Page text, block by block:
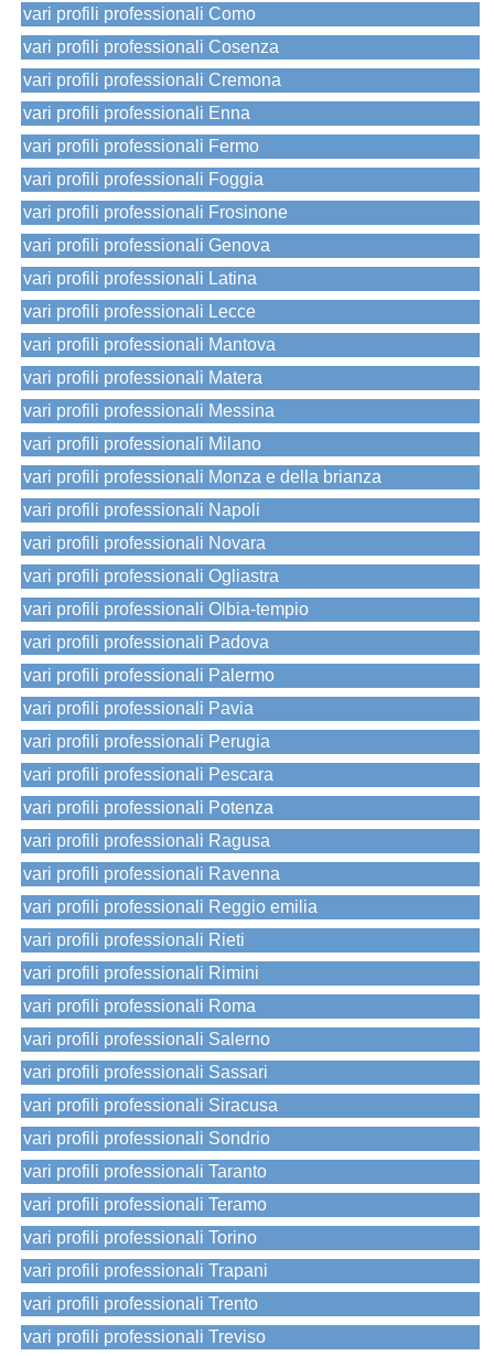
vari profili professionali Como
vari profili professionali Cosenza
vari profili professionali Cremona
vari profili professionali Enna
vari profili professionali Fermo
vari profili professionali Foggia
vari profili professionali Frosinone
vari profili professionali Genova
vari profili professionali Latina
vari profili professionali Lecce
vari profili professionali Mantova
vari profili professionali Matera
vari profili professionali Messina
vari profili professionali Milano
vari profili professionali Monza e della brianza
vari profili professionali Napoli
vari profili professionali Novara
vari profili professionali Ogliastra
vari profili professionali Olbia-tempio
vari profili professionali Padova
vari profili professionali Palermo
vari profili professionali Pavia
vari profili professionali Perugia
vari profili professionali Pescara
vari profili professionali Potenza
vari profili professionali Ragusa
vari profili professionali Ravenna
vari profili professionali Reggio emilia
vari profili professionali Rieti
vari profili professionali Rimini
vari profili professionali Roma
vari profili professionali Salerno
vari profili professionali Sassari
vari profili professionali Siracusa
vari profili professionali Sondrio
vari profili professionali Taranto
vari profili professionali Teramo
vari profili professionali Torino
vari profili professionali Trapani
vari profili professionali Trento
vari profili professionali Treviso